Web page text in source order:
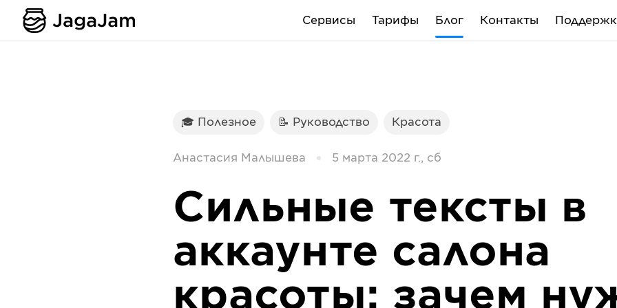
Сервисы Тарифы Блог Контакты
🎓 Полезное 📝 Руководство Красота
Анастасия Малышева 5 марта 2022 г., сб
Сильные тексты в
аккаунте салона
красоты: зачем